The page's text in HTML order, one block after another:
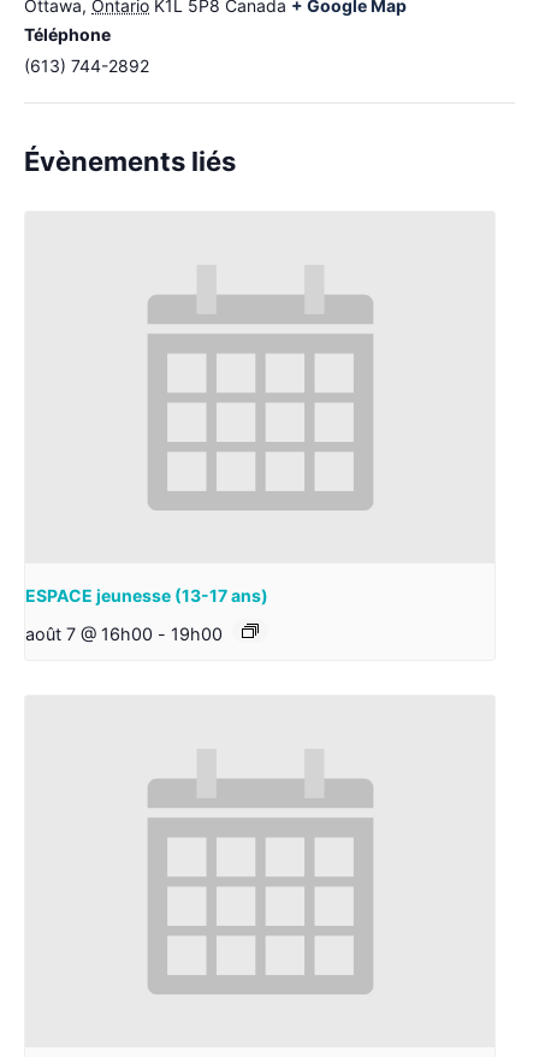
Ottawa, Ontario K1L 5P8 Canada + Google Map
Téléphone
(613) 744-2892
Évènements liés
ESPACE jeunesse (13-17 ans)
août 7 @ 16h00 - 19h00